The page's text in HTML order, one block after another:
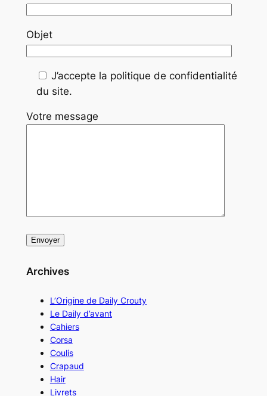
Objet
J’accepte la politique de confidentialité
du site.
Votre message
Archives
L’Origine de Daily Crouty
Le Daily d’avant
Cahiers
Corsa
Coulis
Crapaud
Hair
Livrets